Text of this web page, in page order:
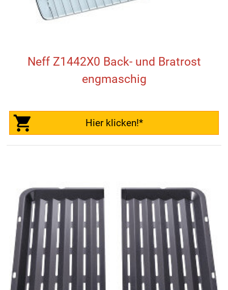
Neff Z1442X0 Back- und Bratrost
engmaschig
Hier klicken!*